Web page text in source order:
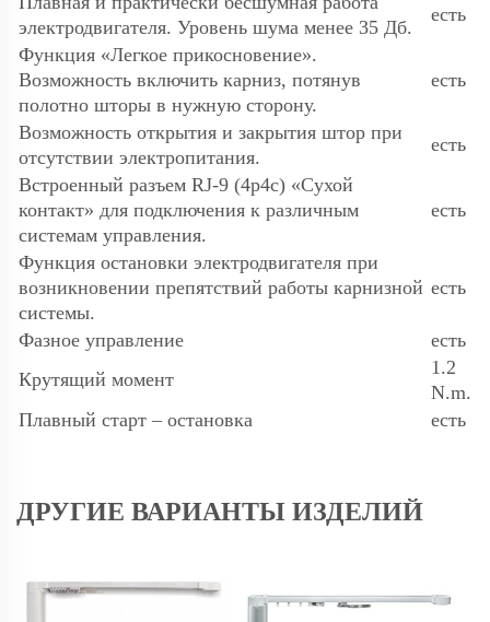
электродвигателя. Уровень шума менее 35 Дб.
есть
Функция «Легкое прикосновение».
Возможность включить карниз, потянув
полотно шторы в нужную сторону.
есть
Возможность открытия и закрытия штор при
отсутствии электропитания.
есть
Встроенный разъем RJ-9 (4p4c) «Сухой
контакт» для подключения к различным
системам управления.
есть
Функция остановки электродвигателя при
возникновении препятствий работы карнизной
системы.
есть
Фазное управление
есть
Крутящий момент
1.2
N.m.
Плавный старт – остановка
есть
ДРУГИЕ ВАРИАНТЫ ИЗДЕЛИЙ